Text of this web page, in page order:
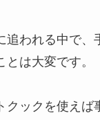
追われる中で、
は大変です。
クックを使えば